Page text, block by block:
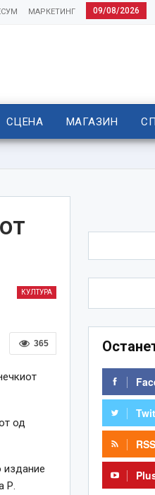
09/08/2026
МАРКЕТИНГ
СЦЕНА МАГАЗИН
КУЛТУРА
365
од
издание
Р.
RSS